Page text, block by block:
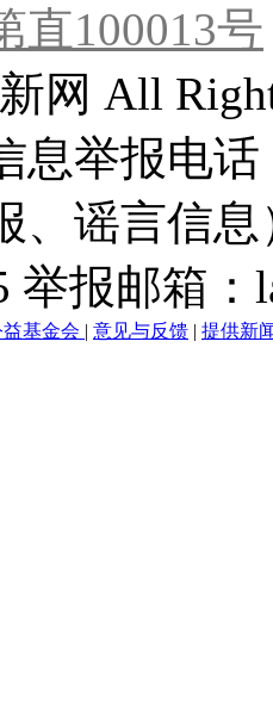
直100013号
网 All
息举报电
、谣言信
举报邮箱
基金会 | 意见与反馈 | 提供新